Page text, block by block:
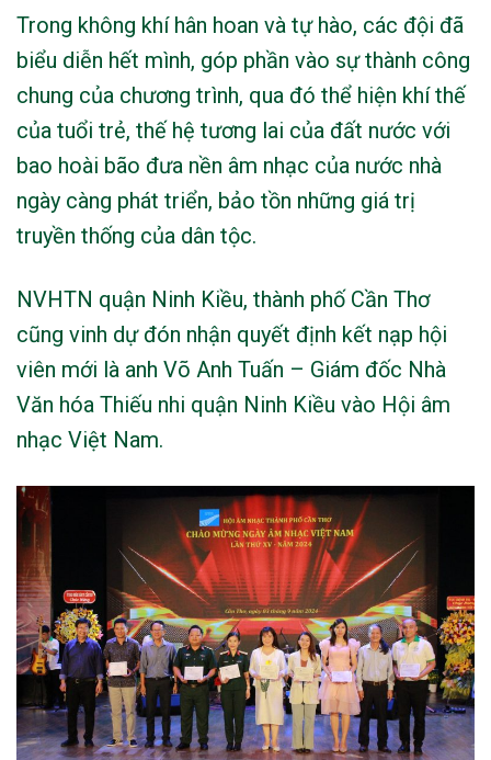
Trong không khí hân hoan và tự hào, các đội đã
biểu diễn hết mình, góp phần vào sự thành công
chung của chương trình, qua đó thể hiện khí thế
của tuổi trẻ, thế hệ tương lai của đất nước với
bao hoài bão đưa nền âm nhạc của nước nhà
ngày càng phát triển, bảo tồn những giá trị
truyền thống của dân tộc.
NVHTN quận Ninh Kiều, thành phố Cần Thơ
cũng vinh dự đón nhận quyết định kết nạp hội
viên mới là anh Võ Anh Tuấn – Giám đốc Nhà
Văn hóa Thiếu nhi quận Ninh Kiều vào Hội âm
nhạc Việt Nam.